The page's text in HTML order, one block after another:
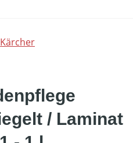
Kärcher
/ Laminat